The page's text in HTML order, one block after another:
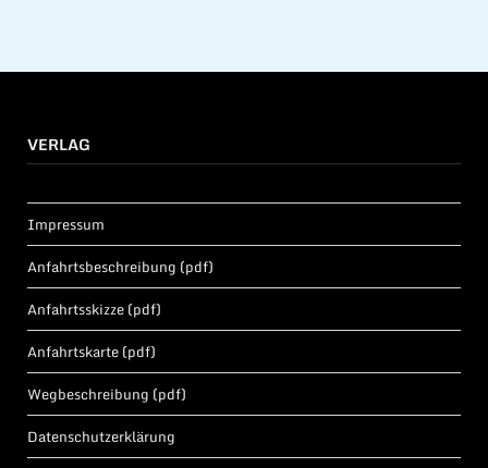
VERLAG
Impressum
Anfahrtsbeschreibung (pdf)
Anfahrtsskizze (pdf)
Anfahrtskarte (pdf)
Wegbeschreibung (pdf)
Datenschutzerklärung